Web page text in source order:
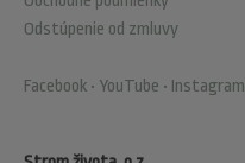
Odstúpenie od zmluvy
Facebook • YouTube • Instagram